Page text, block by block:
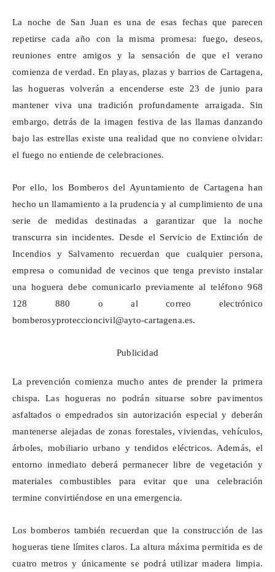
La noche de San Juan es una de esas fechas que parecen
repetirse cada año con la misma promesa: fuego, deseos,
reuniones entre amigos y la sensación de que el verano
comienza de verdad. En playas, plazas y barrios de Cartagena,
las hogueras volverán a encenderse este 23 de junio para
mantener viva una tradición profundamente arraigada. Sin
embargo, detrás de la imagen festiva de las llamas danzando
bajo las estrellas existe una realidad que no conviene olvidar:
el fuego no entiende de celebraciones.
Por ello, los Bomberos del Ayuntamiento de Cartagena han
hecho un llamamiento a la prudencia y al cumplimiento de una
serie de medidas destinadas a garantizar que la noche
transcurra sin incidentes. Desde el Servicio de Extinción de
Incendios y Salvamento recuerdan que cualquier persona,
empresa o comunidad de vecinos que tenga previsto instalar
una hoguera debe comunicarlo previamente al teléfono 968
128 880 o al correo electrónico
bomberosyproteccioncivil@ayto-cartagena.es.
Publicidad
La prevención comienza mucho antes de prender la primera
chispa. Las hogueras no podrán situarse sobre pavimentos
asfaltados o empedrados sin autorización especial y deberán
mantenerse alejadas de zonas forestales, viviendas, vehículos,
árboles, mobiliario urbano y tendidos eléctricos. Además, el
entorno inmediato deberá permanecer libre de vegetación y
materiales combustibles para evitar que una celebración
termine convirtiéndose en una emergencia.
Los bomberos también recuerdan que la construcción de las
hogueras tiene límites claros. La altura máxima permitida es de
cuatro metros y únicamente se podrá utilizar madera limpia.